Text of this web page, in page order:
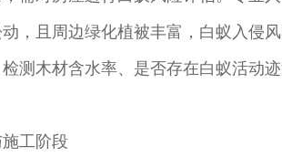
，且周边绿化植被丰富，白蚁入侵
测木材含水率、是否存在白蚁活动
施工阶段